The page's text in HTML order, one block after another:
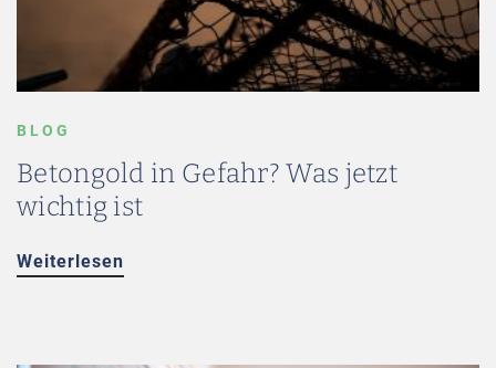
BLOG
Betongold in Gefahr? Was jetzt
wichtig ist
Weiterlesen